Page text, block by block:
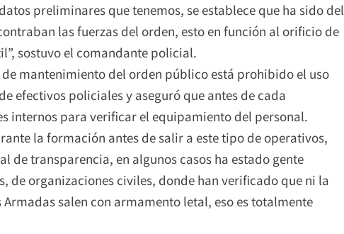
preliminares que tenemos, se establece que ha sido del
las fuerzas del orden, esto en función al orificio de
sostuvo el comandante policial.
de mantenimiento del orden público está prohibido el uso
efectivos policiales y aseguró que antes de cada
internos para verificar el equipamiento del personal.
la formación antes de salir a este tipo de operativos,
de transparencia, en algunos casos ha estado gente
de organizaciones civiles, donde han verificado que ni la
salen con armamento letal, eso es totalmente